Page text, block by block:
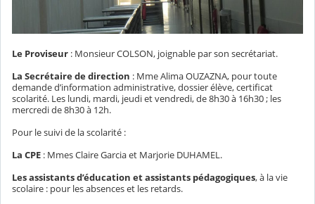
Le Proviseur : Monsieur COLSON, joignable par son secrétariat.
La Secrétaire de direction : Mme Alima OUZAZNA, pour toute
demande d’information administrative, dossier élève, certificat
scolarité. Les lundi, mardi, jeudi et vendredi, de 8h30 à 16h30 ; les
mercredi de 8h30 à 12h.
Pour le suivi de la scolarité :
La CPE : Mmes Claire Garcia et Marjorie DUHAMEL.
Les assistants d’éducation et assistants pédagogiques, à la vie
scolaire : pour les absences et les retards.